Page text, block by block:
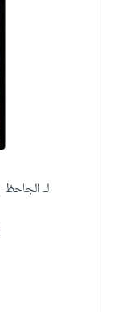
لـ الجاحظ